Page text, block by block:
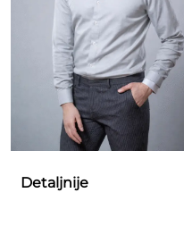
Detaljnije